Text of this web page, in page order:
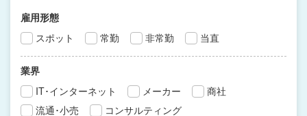
雇用形態
スポット
常勤 非常勤 当直
業界
IT･インターネット
メーカー
商社
流通･小売
コンサルティング